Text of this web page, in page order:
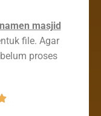
masjid
file. Agar
proses